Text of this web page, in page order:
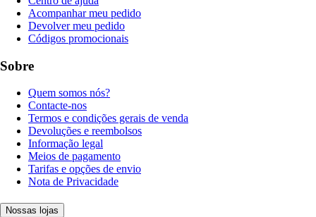
Acompanhar meu pedido
Devolver meu pedido
Códigos promocionais
Sobre
Quem somos nós?
Contacte-nos
Termos e condições gerais de venda
Devoluções e reembolsos
Informação legal
Meios de pagamento
Tarifas e opções de envio
Nota de Privacidade
Nossas lojas